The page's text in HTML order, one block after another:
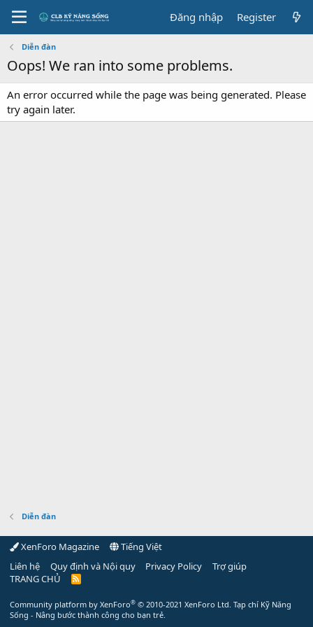
Đăng nhập Register
Diễn đàn
Oops! We ran into some problems.
An error occurred while the page was being generated. Please
try again later.
Diễn đàn
XenForo Magazine
Tiếng Việt
Liên hệ
Quy định và Nội quy Privacy Policy
Trợ giúp
TRANG CHỦ
R
Community platform by XenForo® © 2010-2021 XenForo Ltd. Tạp chí Kỹ Năng
Sống - Nâng bước thành công cho bạn trẻ.